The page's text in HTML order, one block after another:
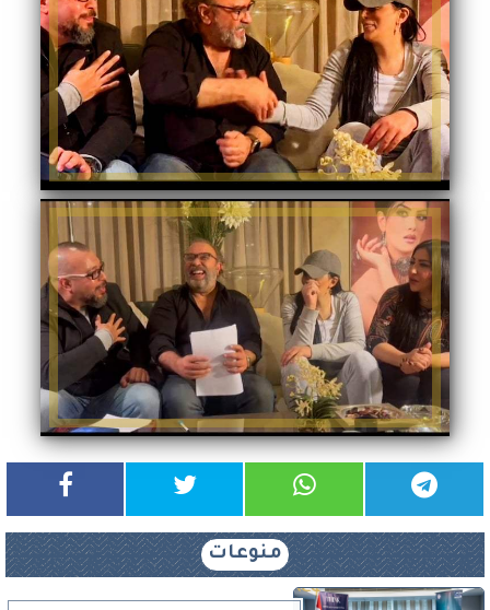
منوعات